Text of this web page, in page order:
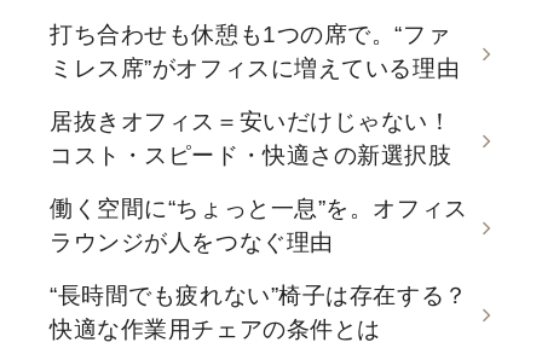
打ち合わせも休憩も1つの席で。“ファ
ミレス席”がオフィスに増えている理由
居抜きオフィス＝安いだけじゃない！
コスト・スピード・快適さの新選択肢
働く空間に“ちょっと一息”を。オフィス
ラウンジが人をつなぐ理由
“長時間でも疲れない”椅子は存在する？
快適な作業用チェアの条件とは